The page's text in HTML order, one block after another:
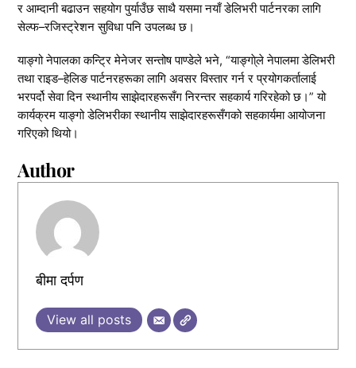
र आम्दानी बढाउन सहयोग पुर्याउँछ साथै यसमा नयाँ डेलिभरी पार्टनरका लागि
सेल्फ–रजिस्ट्रेशन सुविधा पनि उपलब्ध छ।
याङ्गो नेपालका कन्ट्रि मेनेजर सन्तोष पाण्डेले भने, “याङ्गा्ेले नेपालमा डेलिभरी
तथा राइड–हेलिङ पार्टनरहरूका लागि अवसर विस्तार गर्न र प्रयोगकर्तालाई
भरपर्दो सेवा दिन स्थानीय साझेदारहरूसँग निरन्तर सहकार्य गरिरहेको छ।” यो
कार्यक्रम याङ्गो डेलिभरीका स्थानीय साझेदारहरूसँगको सहकार्यमा आयोजना
गरिएको थियो।
Author
बीमा दर्पण
View all posts